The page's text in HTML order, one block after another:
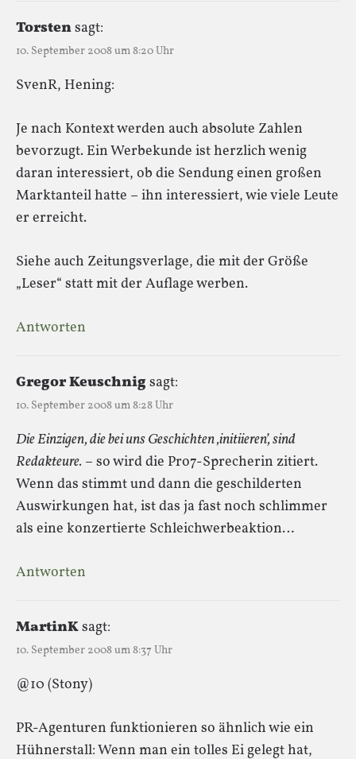
Torstensagt:
10. September 2008 um 8:20 Uhr
SvenR, Hening:
Je nach Kontext werden auch absolute Zahlen
bevorzugt. Ein Werbekunde ist herzlich wenig
daran interessiert, ob die Sendung einen großen
Marktanteil hatte – ihn interessiert, wie viele Leute
er erreicht.
Siehe auch Zeitungsverlage, die mit der Größe
„Leser“ statt mit der Auflage werben.
Antworten
Gregor Keuschnigsagt:
10. September 2008 um 8:28 Uhr
Die Einzigen, die bei uns Geschichten ‚initiieren’, sind
Redakteure. – so wird die Pro7-Sprecherin zitiert.
Wenn das stimmt und dann die geschilderten
Auswirkungen hat, ist das ja fast noch schlimmer
als eine konzertierte Schleichwerbeaktion…
Antworten
MartinKsagt:
10. September 2008 um 8:37 Uhr
@10 (Stony)
PR-Agenturen funktionieren so ähnlich wie ein
Hühnerstall: Wenn man ein tolles Ei gelegt hat,